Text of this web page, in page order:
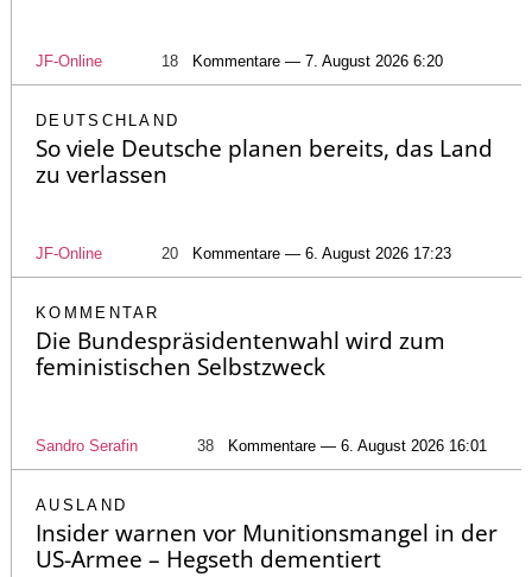
JF-Online 18 Kommentare — 7. August 2026 6:20
DEUTSCHLAND
So viele Deutsche planen bereits, das Land
zu verlassen
JF-Online 20 Kommentare — 6. August 2026 17:23
KOMMENTAR
Die Bundespräsidentenwahl wird zum
feministischen Selbstzweck
Sandro Serafin 38 Kommentare — 6. August 2026 16:01
AUSLAND
Insider warnen vor Munitionsmangel in der
US-Armee – Hegseth dementiert